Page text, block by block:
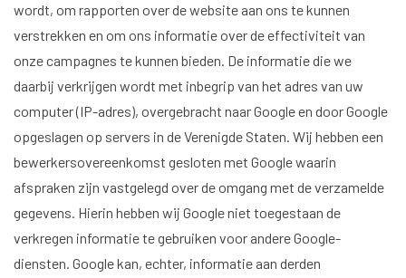
wordt, om rapporten over de website aan ons te kunnen
verstrekken en om ons informatie over de effectiviteit van
onze campagnes te kunnen bieden. De informatie die we
daarbij verkrijgen wordt met inbegrip van het adres van uw
computer (IP-adres), overgebracht naar Google en door Google
opgeslagen op servers in de Verenigde Staten. Wij hebben een
bewerkersovereenkomst gesloten met Google waarin
afspraken zijn vastgelegd over de omgang met de verzamelde
gegevens. Hierin hebben wij Google niet toegestaan de
verkregen informatie te gebruiken voor andere Google-
diensten. Google kan, echter, informatie aan derden